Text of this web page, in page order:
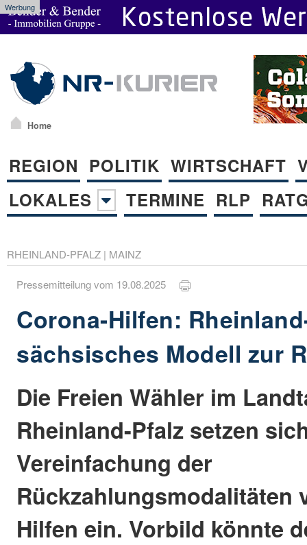
Werbung
Home
REGION POLITIK WIRTSCHAFT
LOKALES
TERMINE RLP
RHEINLAND-PFALZ | MAINZ
Pressemitteilung vom 19.08.2025
Corona-Hilfen:
sächsisches Modell zur
Die Freien Wähler im
Rheinland-Pfalz setzen
Vereinfachung der
Rückzahlungsmodalitäten
Hilfen ein. Vorbild könnte